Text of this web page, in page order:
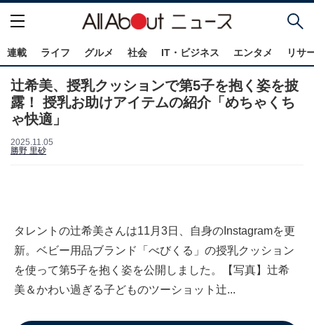
連載 ライフ グルメ 社会 IT・ビジネス エンタメ リサ
辻希美、授乳クッションで第5子を抱く姿を披
露！ 授乳お助けアイテムの紹介「めちゃくち
ゃ快適」
2025.11.05
勝野 里砂
タレントの辻希美さんは11月3日、自身のInstagramを更
新。ベビー用品ブランド「べびくる」の授乳クッション
を使って第5子を抱く姿を公開しました。【写真】辻希
美＆かわい過ぎる子どものツーショット辻...